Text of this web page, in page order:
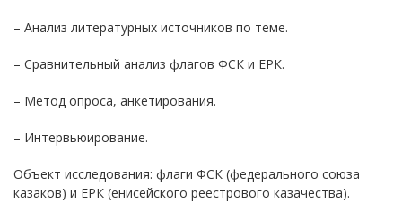
– Анализ литературных источников по теме.
– Сравнительный анализ флагов ФСК и ЕРК.
– Метод опроса, анкетирования.
– Интервьюирование.
Объект исследования: флаги ФСК (федерального союза
казаков) и ЕРК (енисейского реестрового казачества).